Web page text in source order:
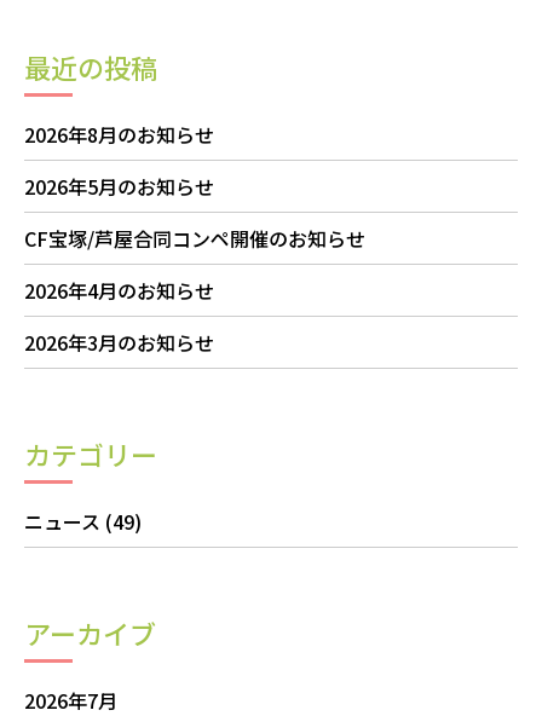
最近の投稿
2026年8月のお知らせ
2026年5月のお知らせ
CF宝塚/芦屋合同コンペ開催のお知らせ
2026年4月のお知らせ
2026年3月のお知らせ
カテゴリー
ニュース (49)
アーカイブ
2026年7月